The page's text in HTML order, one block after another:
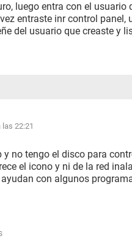
luego entra con el usuario
entraste inr control panel,
del usuario que creaste y
las 22:21
no tengo el disco para
el icono y ni de la red
con algunos